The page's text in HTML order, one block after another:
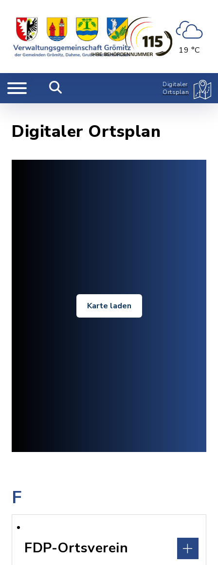
19 °C
Digitaler
Ortsplan
Digitaler Ortsplan
Karte laden
F
FDP-Ortsverein